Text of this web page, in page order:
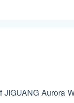
JIGUANG Aurora